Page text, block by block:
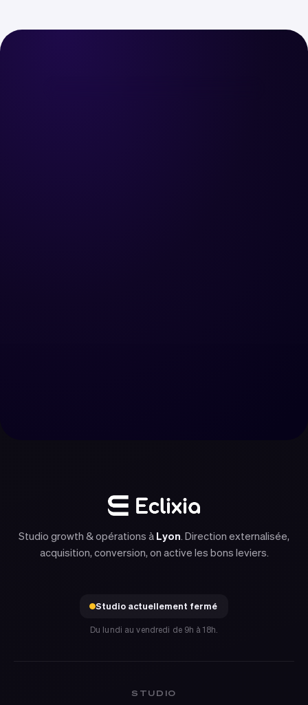
Studio growth & opérations à Lyon. Direction externalisée,
acquisition, conversion, on active les bons leviers.
Studio actuellement fermé
Du lundi au vendredi de 9h à 18h.
STUDIO